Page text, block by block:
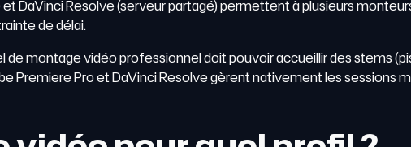
DaVinci Resolve (serveur partagé) permettent à plusieurs
de délai.
de montage vidéo professionnel doit pouvoir accueillir des stems
Premiere Pro et DaVinci Resolve gèrent nativement les sessions